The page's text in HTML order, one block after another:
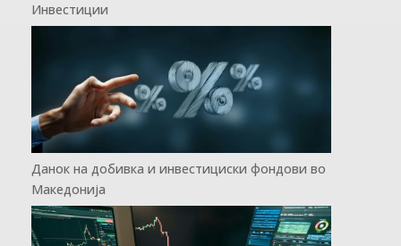
Инвестиции
Данок на добивка и инвестициски фондови во
Македонија